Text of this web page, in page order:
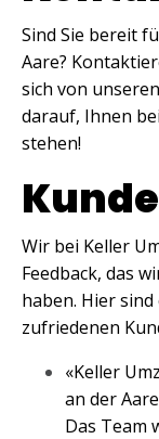
Sind Sie bereit
Aare?
sich von
darauf, Ihnen
stehen!
Wir bei Keller
Feedback, das
haben. Hier
zufriedenen
«Keller
an der
Das Team